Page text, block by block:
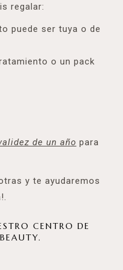
regalar:
puede ser tuya o de
o un pack
de un año para
y te ayudaremos
CENTRO DE